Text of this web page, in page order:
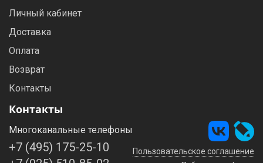
Личный кабинет
Доставка
Оплата
Возврат
Контакты
Контакты
Многоканальные телефоны
+7 (495) 175-25-10
Пользовательское соглашение